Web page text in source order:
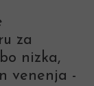
za
nizka,
venenja -